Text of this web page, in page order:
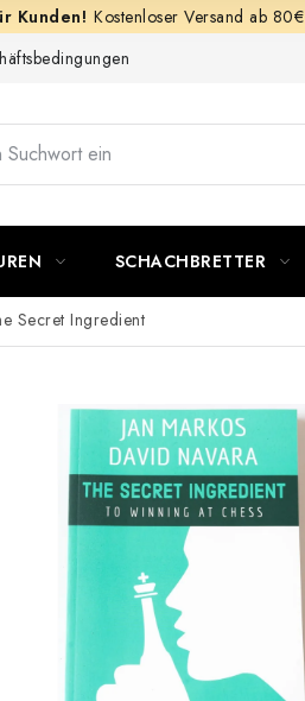
Kostenloser Versand ab
SCHACHBRETTER
Secret Ingredient